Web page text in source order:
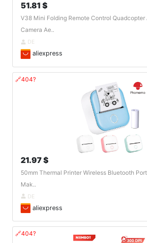
51.81 $
V38 Mini Folding Remote Control Quadcopter
Camera Ae..
DE
aliexpress
🔗404?
21.97 $
50mm Thermal Printer Wireless Bluetooth
Mak..
DE
aliexpress
🔗404?